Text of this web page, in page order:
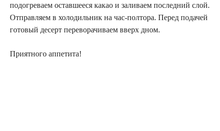
подогреваем оставшееся какао и заливаем последний слой.
Отправляем в холодильник на час-полтора. Перед подачей
готовый десерт переворачиваем вверх дном.
Приятного аппетита!